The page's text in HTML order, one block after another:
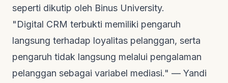
seperti dikutip oleh Binus University.
"Digital CRM terbukti memiliki pengaruh
langsung terhadap loyalitas pelanggan, serta
pengaruh tidak langsung melalui pengalaman
pelanggan sebagai variabel mediasi." — Yandi